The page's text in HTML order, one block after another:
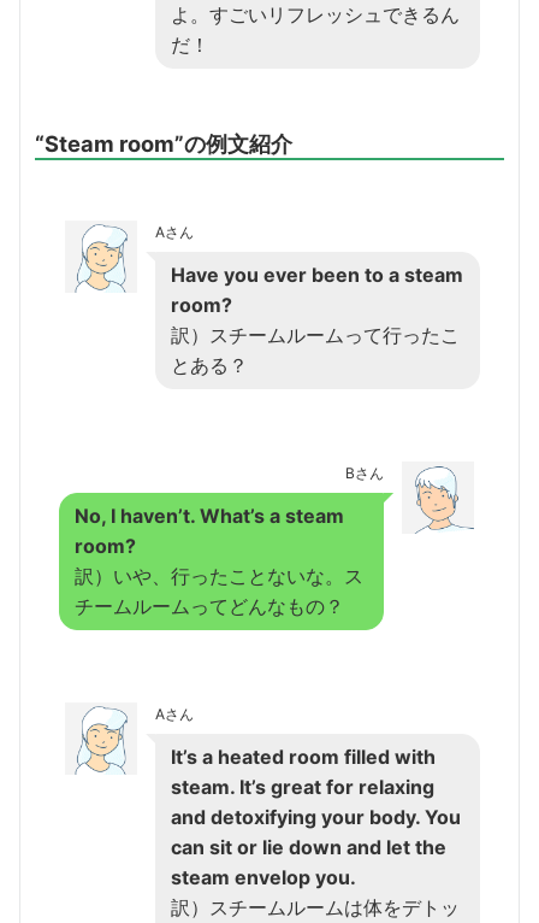
よ。すごいリフレッシュできるん
だ！
“Steam room”の例文紹介
Aさん
Have you ever been to a steam
room?
訳）スチームルームって行ったこ
とある？
Bさん
No, I haven’t. What’s a steam
room?
訳）いや、行ったことないな。ス
チームルームってどんなもの？
Aさん
It’s a heated room filled with
steam. It’s great for relaxing
and detoxifying your body. You
can sit or lie down and let the
steam envelop you.
訳）スチームルームは体をデトッ